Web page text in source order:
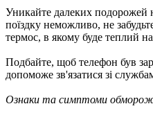
Уникайте далеких подорожей
поїздку неможливо, не
термос, в якому буде теплий
Подбайте, щоб телефон був
допоможе зв'язатися зі
Ознаки та симптоми